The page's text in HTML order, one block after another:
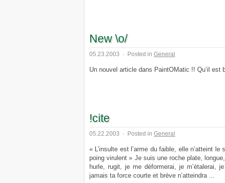
New \o/
05.23.2003 · Posted in General
Un nouvel article dans PaintOMatic !! Qu’il
!cite
05.22.2003 · Posted in General
« L’insulte est l’arme du faible, elle n’atteint
poing virulent » Je suis une roche plate,
hurle, rugit, je me déformerai, je m’étalerai,
jamais ta force courte et brève n’atteindra ...